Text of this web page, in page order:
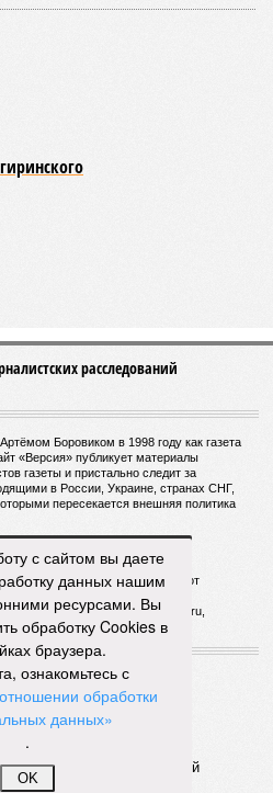
планета может быть
Солнечной системы есть
также регулярно пытается
вышло, что внутренние
в себя всевозможные
и физические явления,
опасны. Или попросту
тому примеров.
приключилось то, что
тремя несчастьями. Страну
стихий. Вот что тогда
Китае чрезвычайно
Снега образовалось огромное
хороший знак после периода
с 1928-го. Но всё
растаял, устремился в реки,
быстро обернувшийся
обильные весенние ливни
это преобразовалось в
Китай в дополнение накрыло
оказались
погребло под собой
километров, что равно
Курским или Калужским
го находятся на первом
с сайтом вы даете
данных нашим
ресурсами. Вы
обработку Cookies в
браузера.
ознакомьтесь с
обработки
данных»
.
OK